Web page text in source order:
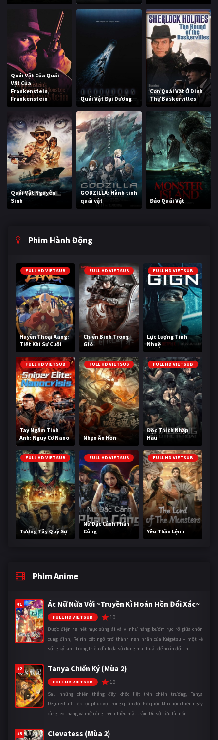
Quái Vật Của Quái
Vật Của
Frankenstein,
Frankenstein
Quái Vật Đại Dương
Con Quái Vật Ở Dinh
Thự Baskervilles
Quái Vật Nguyên
Sinh
GODZILLA: Hành tinh
quái vật
Đảo Quái Vật
Phim Hành Động
FULL HD VIETSUB
Huyền Thoại Aang:
Tiết Khí Sư Cuối
Cùng
FULL HD VIETSUB
Chiến Binh Trong
Gió
FULL HD VIETSUB
Lực Lượng Tinh
Nhuệ
FULL HD VIETSUB
Tay Ngắm Tinh
Anh: Nguy Cơ Nano
FULL HD VIETSUB
Nhện Ăn Hồn
FULL HD VIETSUB
Độc Thích Nhập
Hầu
FULL HD VIETSUB
Tương Tây Quỷ Sự
FULL HD VIETSUB
Nữ Đặc Cảnh Phản
Công
FULL HD VIETSUB
Yêu Thần Lệnh
Phim Anime
#1 Ác Nữ Nửa Vời ~Truyền Kì Hoán Hồn Đổi Xác~
FULL HD VIETSUB 10
Được điện hạ hết mực sủng ái và ví như nàng bướm rực rỡ giữa chốn
cung đình, Reirin bất ngờ trở thành nạn nhân của Keigetsu – một kẻ
sống ký sinh trong triều đình đã sử dụng ma thuật để hoán đổi th ...
#2 Tanya Chiến Ký (Mùa 2)
FULL HD VIETSUB 10
Sau những chiến thắng đầy khốc liệt trên chiến trường, Tanya
Degurechaff tiếp tục phục vụ trong quân đội Đế quốc khi cuộc chiến ngày
càng leo thang và mở rộng trên nhiều mặt trận. Dù sở hữu tài năn ...
#3 Clevatess (Mùa 2)